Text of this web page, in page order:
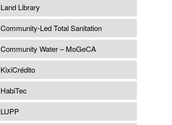
Land Library
Community-Led Total Sanitation
Community Water – MoGeCA
KixiCrédito
HabiTec
LUPP